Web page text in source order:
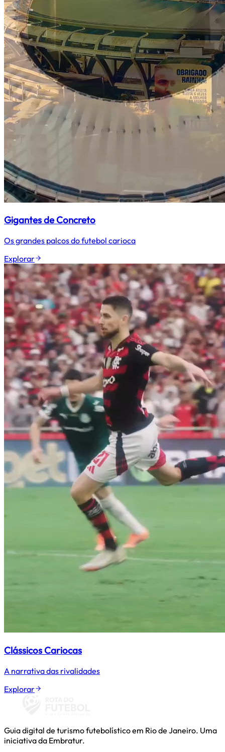
Gigantes de Concreto
Os grandes palcos do futebol carioca
Explorar
Clássicos Cariocas
A narrativa das rivalidades
Explorar
Guia digital de turismo futebolístico em Rio de Janeiro. Uma
iniciativa da Embratur.